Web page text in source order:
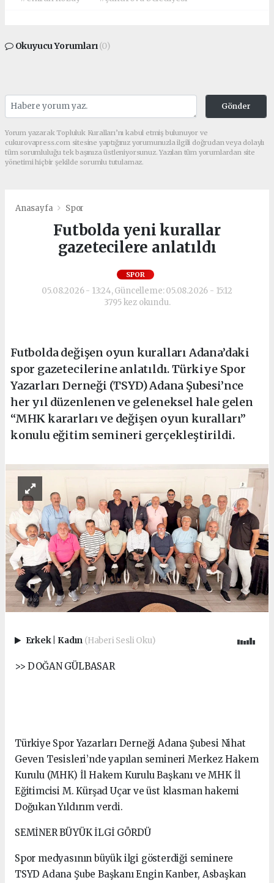
Okuyucu Yorumları(0)
Gönder
Yorum yazarak Topluluk Kuralları’nı kabul etmiş bulunuyor ve
cukurovapress.com sitesine yaptığınız yorumunuzla ilgili doğrudan veya dolaylı
tüm sorumluluğu tek başınıza üstleniyorsunuz. Yazılan tüm yorumlardan site
yönetimi hiçbir şekilde sorumlu tutulamaz.
Anasayfa Spor
Futbolda yeni kurallar
gazetecilere anlatıldı
SPOR
05.08.2026 - 13:24, Güncelleme: 05.08.2026 - 15:12
3795 kez okundu.
Futbolda değişen oyun kuralları Adana’daki
spor gazetecilerine anlatıldı. Türkiye Spor
Yazarları Derneği (TSYD) Adana Şubesi’nce
her yıl düzenlenen ve geleneksel hale gelen
“MHK kararları ve değişen oyun kuralları”
konulu eğitim semineri gerçekleştirildi.
Erkek Kadın (Haberi Sesli Oku)
>> DOĞAN GÜLBASAR
Türkiye Spor Yazarları Derneği Adana Şubesi Nihat
Geven Tesisleri’nde yapılan semineri Merkez Hakem
Kurulu (MHK) İl Hakem Kurulu Başkanı ve MHK İl
Eğitimcisi M. Kürşad Uçar ve üst klasman hakemi
Doğukan Yıldırım verdi.
SEMİNER BÜYÜK İLGİ GÖRDÜ
Spor medyasının büyük ilgi gösterdiği seminere
TSYD Adana Şube Başkanı Engin Kanber, Asbaşkan